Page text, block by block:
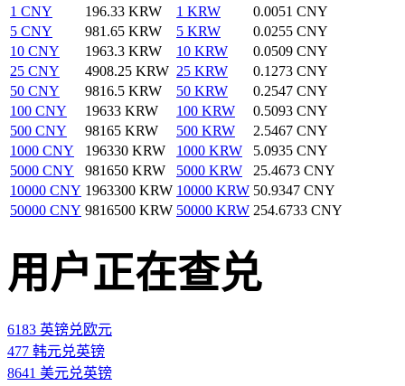
1 CNY
196.33 KRW 1 KRW
0.0051 CNY
5 CNY
981.65 KRW 5 KRW
0.0255 CNY
10 CNY
1963.3 KRW 10 KRW
0.0509 CNY
25 CNY
4908.25 KRW 25 KRW
0.1273 CNY
50 CNY
9816.5 KRW 50 KRW
0.2547 CNY
100 CNY
19633 KRW 100 KRW
0.5093 CNY
500 CNY
98165 KRW 500 KRW
2.5467 CNY
1000 CNY
196330 KRW 1000 KRW
5.0935 CNY
5000 CNY
981650 KRW 5000 KRW
25.4673 CNY
10000 CNY 1963300 KRW 10000 KRW 50.9347 CNY
50000 CNY 9816500 KRW 50000 KRW 254.6733 CNY
用户正在查兑
6183 英镑兑欧元
477 韩元兑英镑
8641 美元兑英镑